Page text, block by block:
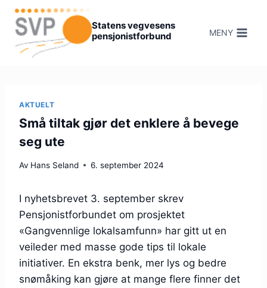
Hopp
innhold
Statens vegvesens
pensjonistforbund
MENY
AKTUELT
Små tiltak gjør det enklere å bevege
seg ute
Av Hans Seland 6. september 2024
I nyhetsbrevet 3. september skrev
Pensjonistforbundet om prosjektet
«Gangvennlige lokalsamfunn» har gitt ut en
veileder med masse gode tips til lokale
initiativer. En ekstra benk, mer lys og bedre
snømåking kan gjøre at mange flere finner det